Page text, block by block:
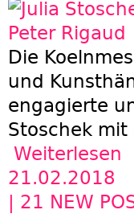
Die
und
engagierte
Stoschek mit
Weiterlesen
21.02.2018
| 21 NEW